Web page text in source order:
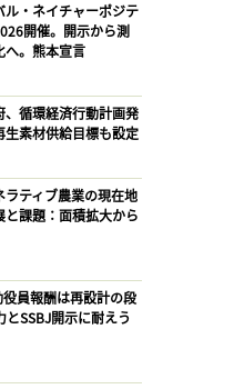
ル・ネイチャーポジテ
開催。開示から測
へ。熊本宣言
、循環経済行動計画発
生素材供給目標も設定
ラティブ農業の現在地
課題：面積拡大から
役員報酬は再設計の段
とSSBJ開示に耐えう